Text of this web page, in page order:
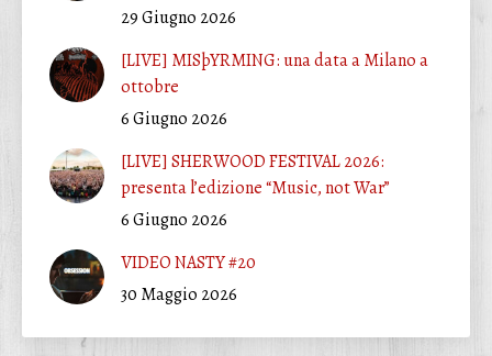
29 Giugno 2026
[LIVE] MISþYRMING: una data a Milano a
ottobre
6 Giugno 2026
[LIVE] SHERWOOD FESTIVAL 2026:
presenta l’edizione “Music, not War”
6 Giugno 2026
VIDEO NASTY #20
30 Maggio 2026